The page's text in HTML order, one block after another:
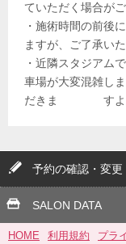
ていただく場合がご
・施術時間の前後
ますが、ご了承い
・近隣スタジアム
車場が大変混雑し
だきま すようよ
予約の確認・変
SALON DATA
HOME 利用規約 プラ